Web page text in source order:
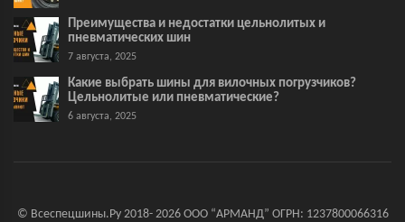
Преимущества и недостатки цельнолитых и
пневматических шин
7 августа, 2025
Какие выбрать шины для вилочных погрузчиков?
Цельнолитые или пневматические?
6 августа, 2025
© Всеспецшины.Ру 2018- 2026 ООО “АРМАНД” ОГРН: 1237800066316